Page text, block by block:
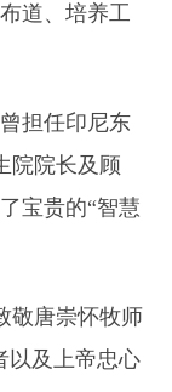
道、培养工
担任印尼东
院院长及顾
宝贵的“智慧
敬唐崇怀牧师
以及上帝忠心